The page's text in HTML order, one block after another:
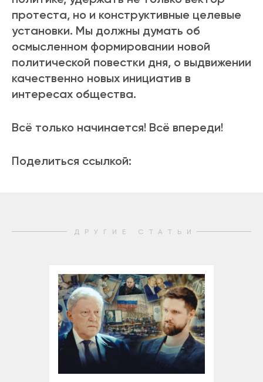
протеста, но и конструктивные целевые
установки. Мы должны думать об
осмысленном формировании новой
политической повестки дня, о выдвижении
качественно новых инициатив в
интересах общества.
Всё только начинается! Всё впереди!
Поделиться ссылкой:
ДРУГИЕ СТАТЬИ